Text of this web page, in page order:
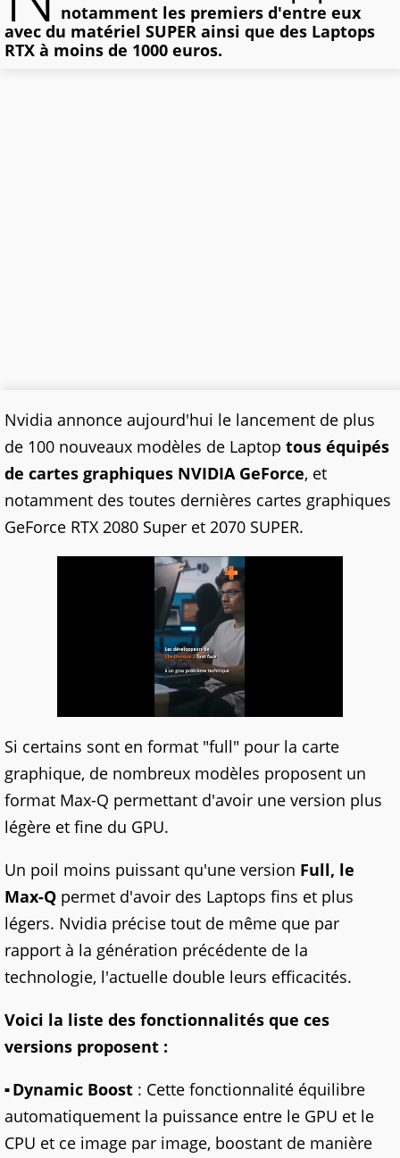
notamment les premiers d'entre eux
avec du matériel SUPER ainsi que des Laptops
RTX à moins de 1000 euros.
Nvidia annonce aujourd'hui le lancement de plus
de 100 nouveaux modèles de Laptop tous équipés
de cartes graphiques NVIDIA GeForce, et
notamment des toutes dernières cartes graphiques
GeForce RTX 2080 Super et 2070 SUPER.
Si certains sont en format "full" pour la carte
graphique, de nombreux modèles proposent un
format Max-Q permettant d'avoir une version plus
légère et fine du GPU.
Un poil moins puissant qu'une version Full, le
Max-Q permet d'avoir des Laptops fins et plus
légers. Nvidia précise tout de même que par
rapport à la génération précédente de la
technologie, l'actuelle double leurs efficacités.
Voici la liste des fonctionnalités que ces
versions proposent :
Dynamic Boost : Cette fonctionnalité équilibre
automatiquement la puissance entre le GPU et le
CPU et ce image par image, boostant de manière